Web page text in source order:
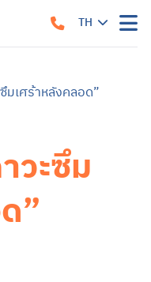
TH
ตรัม (ASD)
นแรง
มเศร้าหลังคลอด”
วะซึม
”